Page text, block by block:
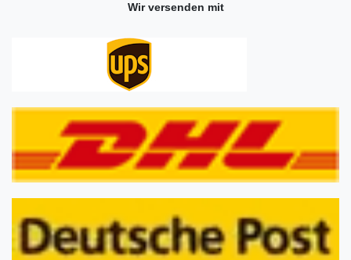
Wir versenden mit